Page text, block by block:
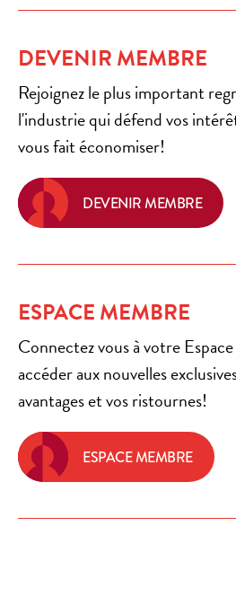
DEVENIR MEMBRE
Rejoignez le plus important
l'industrie qui défend vos
vous fait économiser!
DEVENIR MEMBRE
ESPACE MEMBRE
Connectez vous à votre
accéder aux nouvelles
avantages et vos ristournes!
ESPACE MEMBRE